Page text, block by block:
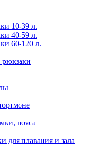
10-39 л.
40-59 л.
60-120 л.
пояса
для плавания и зала